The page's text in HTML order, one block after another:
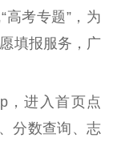
高考专题”，为
填报服务，广
，进入首页点
分数查询、志